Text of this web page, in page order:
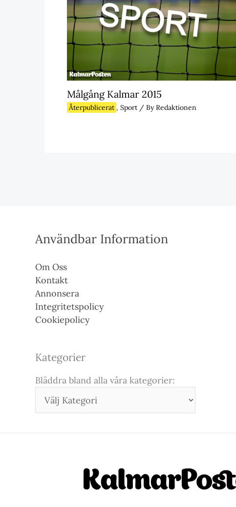
Målgång Kalmar 2015
Återpublicerat , Sport / ByRedaktionen
Användbar Information
Om Oss
Kontakt
Annonsera
Integritetspolicy
Cookiepolicy
Kategorier
Bläddra bland alla våra kategorier: